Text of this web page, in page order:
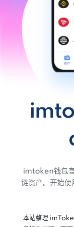
imtoken钱包
链资产。开始使
本站整理